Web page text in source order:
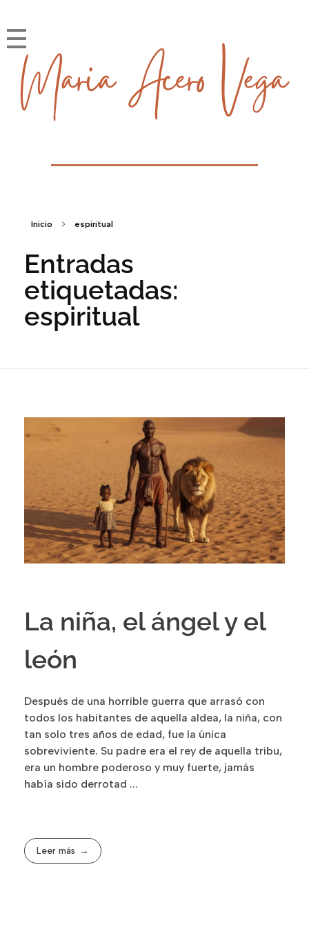
Inicio espiritual
Entradas
etiquetadas:
espiritual
La niña, el ángel y el
león
Después de una horrible guerra que arrasó con
todos los habitantes de aquella aldea, la niña, con
tan solo tres años de edad, fue la única
sobreviviente. Su padre era el rey de aquella tribu,
era un hombre poderoso y muy fuerte, jamás
había sido derrotad ...
Leer más